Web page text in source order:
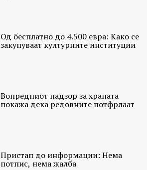
Од бесплатно до 4.500 евра: Како се
закупуваат културните институции
Вонредниот надзор за храната
покажа дека редовните потфрлаат
Пристап до информации: Нема
потпис, нема жалба